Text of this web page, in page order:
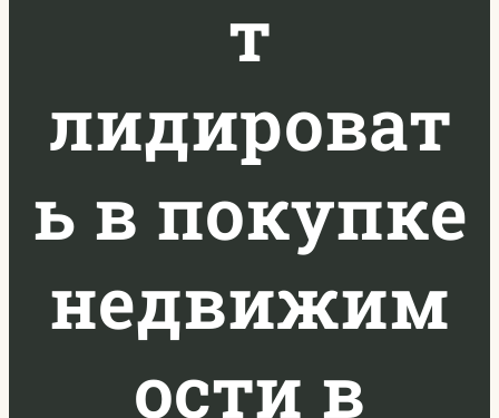
т
лидироват
ь в покупке
недвижим
ости в